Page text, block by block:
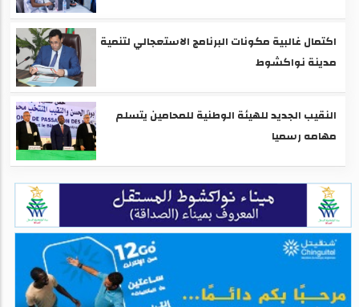
اكتمال غالبية مكونات البرنامج الاستعجالي لتنمية
مدينة نواكشوط
النقيب الجديد للهيئة الوطنية للمحامين يتسلم
مهامه رسميا